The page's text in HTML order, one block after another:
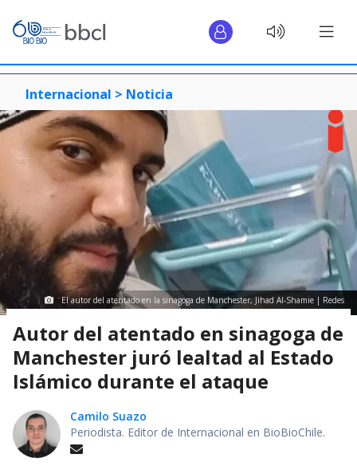
Internacional > Noticia
El autor del atentado en la sinagoga de Manchester, Jihad Al-Shamie | Redes
Autor del atentado en sinagoga de
Manchester juró lealtad al Estado
Islámico durante el ataque
Camilo Suazo
Periodista. Editor de Internacional en BioBioChile.